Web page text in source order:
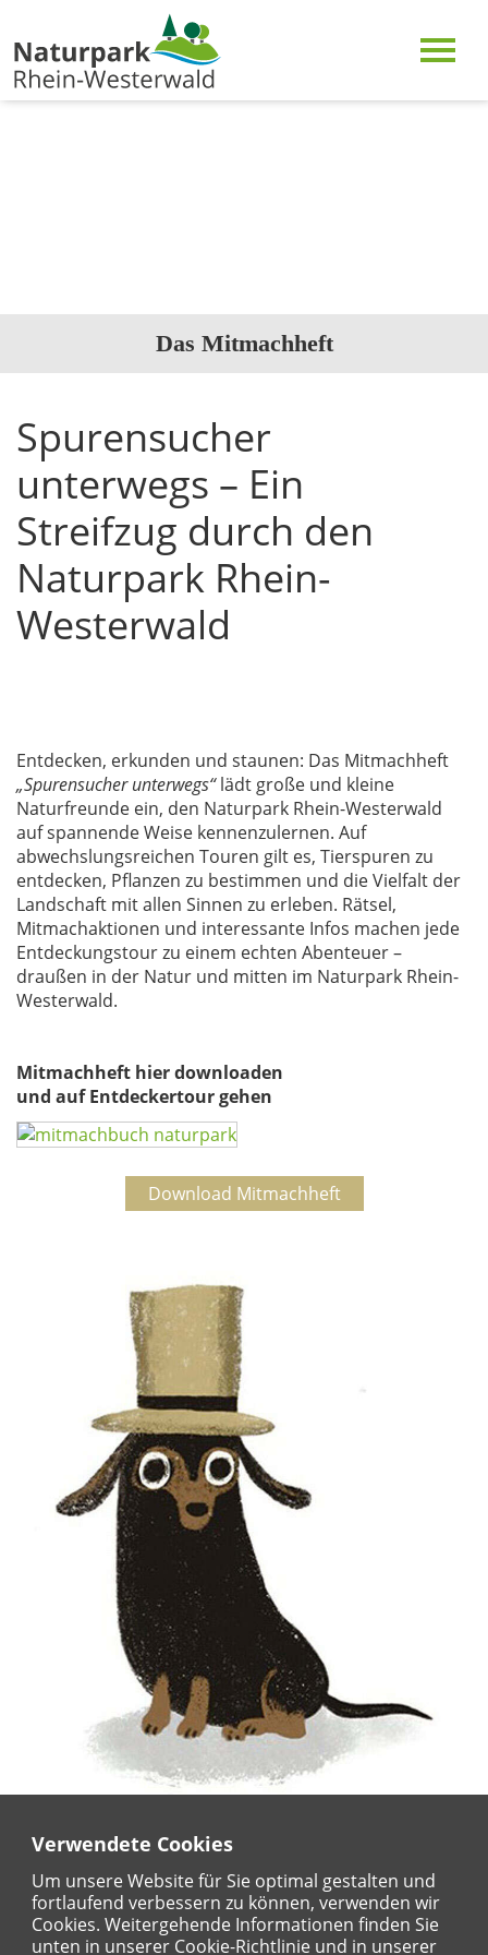
Verwendete Cookies
Um unsere Website für Sie optimal gestalten und
fortlaufend verbessern zu können, verwenden wir
Cookies. Weitergehende Informationen finden Sie
unten in unserer Cookie-Richtlinie und in unserer
Das Mitmachheft
Spurensucher
unterwegs – Ein
Streifzug durch den
Naturpark Rhein-
Westerwald
Entdecken, erkunden und staunen: Das Mitmachheft
„Spurensucher unterwegs“lädt große und kleine
Naturfreunde ein, den Naturpark Rhein-Westerwald
auf spannende Weise kennenzulernen. Auf
abwechslungsreichen Touren gilt es, Tierspuren zu
entdecken, Pflanzen zu bestimmen und die Vielfalt der
Landschaft mit allen Sinnen zu erleben. Rätsel,
Mitmachaktionen und interessante Infos machen jede
Entdeckungstour zu einem echten Abenteuer –
draußen in der Natur und mitten im Naturpark Rhein-
Westerwald.
Mitmachheft hier downloaden
und auf Entdeckertour gehen
Download Mitmachheft
Fertig gerätselt? Noch Fragen offen?